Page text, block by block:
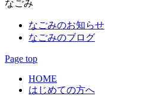
なごみ
なごみのお知らせ
なごみのブログ
Page top
HOME
はじめての方へ